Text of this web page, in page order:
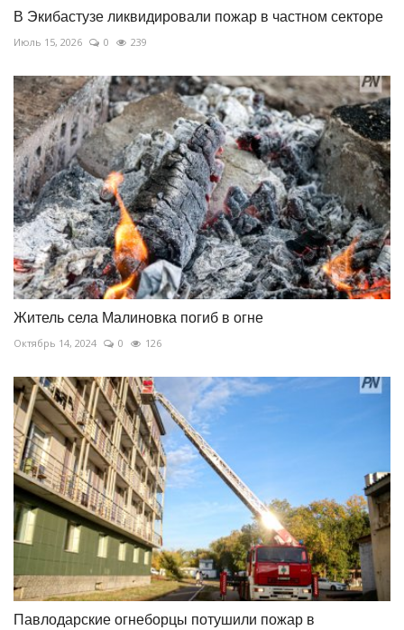
В Экибастузе ликвидировали пожар в частном секторе
Июль 15, 2026 0 239
Житель села Малиновка погиб в огне
Октябрь 14, 2024 0 126
Павлодарские огнеборцы потушили пожар в